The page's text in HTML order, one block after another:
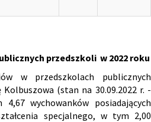
przedszkoli w 2022 roku
w przedszkolach publicznych
(stan na 30.09.2022 r. -
wychowanków posiadających
specjalnego, w tym 2,00